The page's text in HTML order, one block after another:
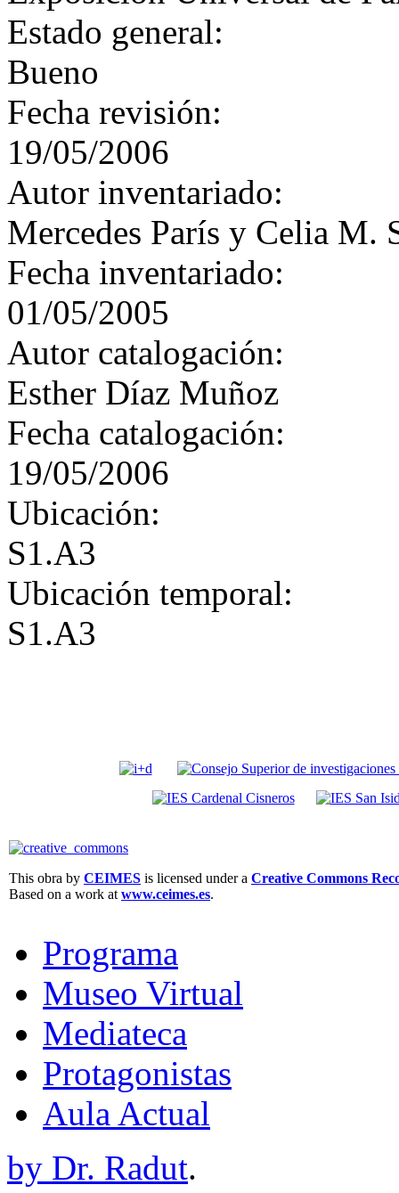
Estado general:
Bueno
Fecha revisión:
19/05/2006
Autor inventariado:
Mercedes París y Celia M.
Fecha inventariado:
01/05/2005
Autor catalogación:
Esther Díaz Muñoz
Fecha catalogación:
19/05/2006
Ubicación:
S1.A3
Ubicación temporal:
S1.A3
This obra by CEIMES is licensed under a Creative Commons
Based on a work at www.ceimes.es.
Programa
Museo Virtual
Mediateca
Protagonistas
Aula Actual
by Dr. Radut.